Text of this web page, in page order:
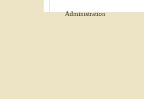
Administration